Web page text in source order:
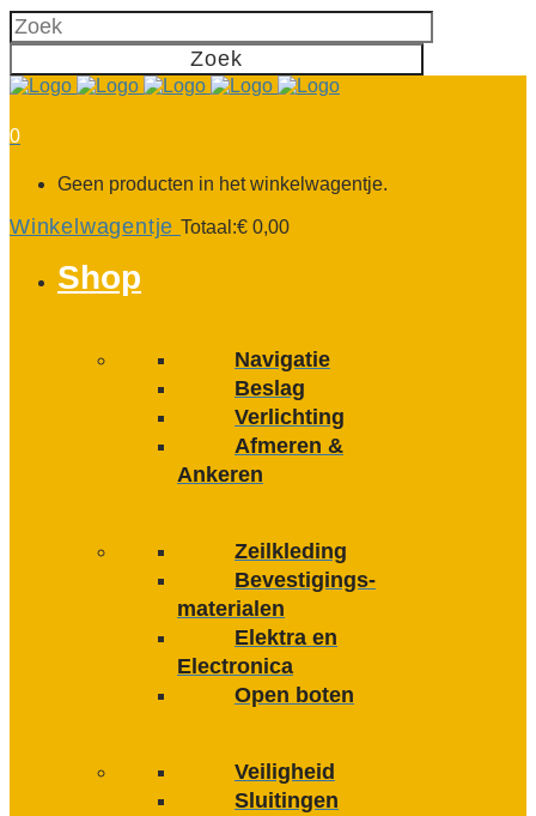
0
Geen producten in het winkelwagentje.
Winkelwagentje Totaal:€ 0,00
Shop
Navigatie
Beslag
Verlichting
Afmeren &
Ankeren
Zeilkleding
Bevestigings­­
materialen
Elektra en
Electronica
Open boten
Veiligheid
Sluitingen